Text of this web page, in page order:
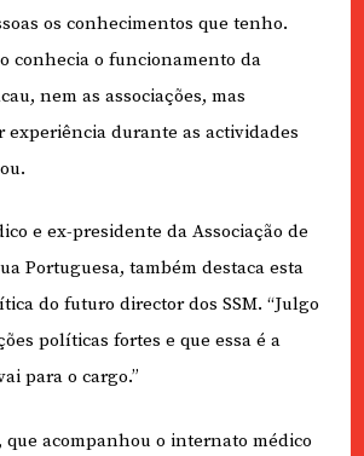
os conhecimentos que tenho.
conhecia o funcionamento da
nem as associações, mas
experiência durante as actividades
e ex-presidente da Associação de
Portuguesa, também destaca esta
do futuro director dos SSM. “Julgo
políticas fortes e que essa é a
para o cargo.”
que acompanhou o internato médico